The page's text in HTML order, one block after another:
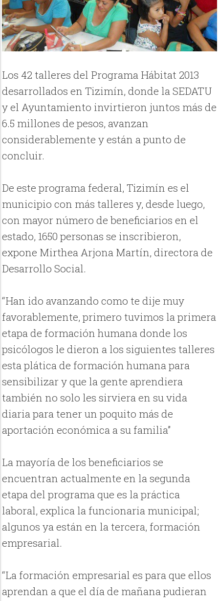
Los 42 talleres del Programa Hábitat 2013
desarrollados en Tizimín, donde la SEDATU
y el Ayuntamiento invirtieron juntos más de
6.5 millones de pesos, avanzan
considerablemente y están a punto de
concluir.
De este programa federal, Tizimín es el
municipio con más talleres y, desde luego,
con mayor número de beneficiarios en el
estado, 1650 personas se inscribieron,
expone Mirthea Arjona Martín, directora de
Desarrollo Social.
“Han ido avanzando como te dije muy
favorablemente, primero tuvimos la primera
etapa de formación humana donde los
psicólogos le dieron a los siguientes talleres
esta plática de formación humana para
sensibilizar y que la gente aprendiera
también no solo les sirviera en su vida
diaria para tener un poquito más de
aportación económica a su familia”
La mayoría de los beneficiarios se
encuentran actualmente en la segunda
etapa del programa que es la práctica
laboral, explica la funcionaria municipal;
algunos ya están en la tercera, formación
empresarial.
“La formación empresarial es para que ellos
aprendan a que el día de mañana pudieran